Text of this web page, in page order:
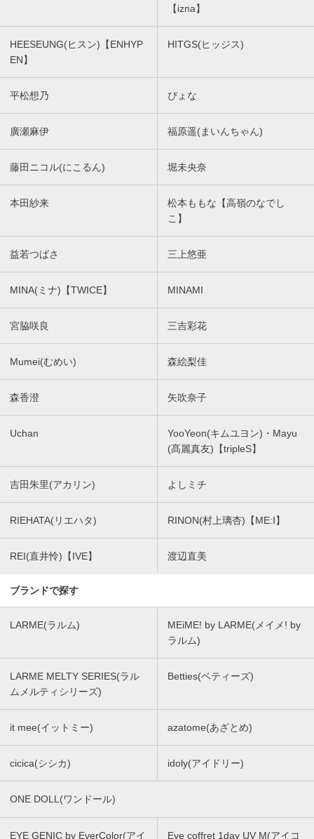
【izna】
HEESEUNG(ヒスン)【ENHYP
EN】
HITGS(ヒッジス)
平松想乃 ぴょな
廣瀬麻伊 福原遥(まいんちゃん)
藤田ニコル(にこるん) 堀未央奈
本田紗来
松本ももな【高嶺のなでし
こ】
益若つばさ 三上悠亜
MINA(ミナ)【TWICE】 MINAMI
宮脇咲良 三吉彩花
Mumei(むめい) 森絵梨佳
森香澄 矢吹奈子
Uchan
YooYeon(キムユヨン)・Mayu
(髙麗真友)【tripleS】
吉田朱里(アカリン) よしミチ
RIEHATA(リエハタ) RINON(村上璃杏)【ME:I】
REI(直井怜)【IVE】 渡辺直美
ブランドで探す
LARME(ラルム)
MEiME! by LARME(メイメ! by
ラルム)
LARME MELTY SERIES(ラル
ムメルティシリーズ)
Betties(ベティーズ)
it mee(イットミー) azatome(あざとめ)
cicica(シシカ) idoly(アイドリー)
ONE DOLL(ワンドール)
EYE GENIC by EverColor(アイ Eye coffret 1day UV M(アイコ